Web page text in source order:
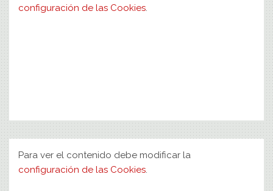
configuración de las Cookies.
Para ver el contenido debe modificar la
configuración de las Cookies